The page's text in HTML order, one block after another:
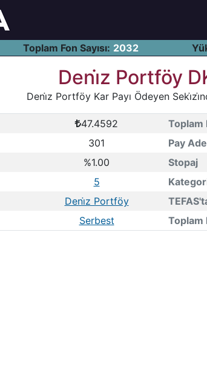
Toplam Fon Sayısı: 2032
Deni̇z Portföy
Deni̇z Portföy Kar Payı Ödeyen
47.4592 Toplam
301 Pay
%1.00 Stopaj
5
Deni̇z Portföy
Serbest Toplam